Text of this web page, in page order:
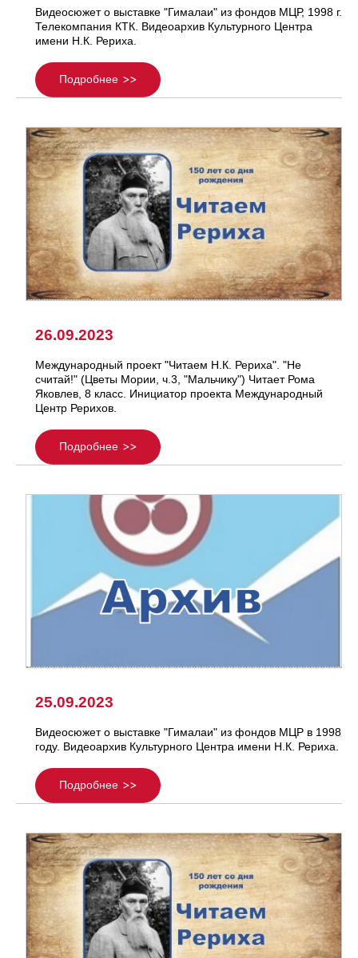
Видеосюжет о выставке "Гималаи" из фондов МЦР, 1998 г.
Телекомпания КТК. Видеоархив Культурного Центра
имени Н.К. Рериха.
Подробнее
26.09.2023
Международный проект "Читаем Н.К. Рериха". "Не
считай!" (Цветы Мории, ч.3, "Мальчику") Читает Рома
Яковлев, 8 класс. Инициатор проекта Международный
Центр Рерихов.
Подробнее
25.09.2023
Видеосюжет о выставке "Гималаи" из фондов МЦР в 1998
году. Видеоархив Культурного Центра имени Н.К. Рериха.
Подробнее